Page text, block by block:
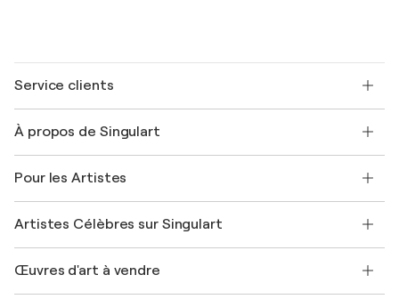
Service clients
Expédition
Offrir une carte cadeau
Rejoignez notre programme commercial
Mon compte
+33 1 76 44 06 42
À propos de Singulart
FAQ
Magazine Singulart
Emplois
Découvrez une sélection d'art original
Pour les Artistes
Se connecter en tant qu'Artiste
Artistes Célèbres sur Singulart
Marc Chagall
Œuvres d'art à vendre